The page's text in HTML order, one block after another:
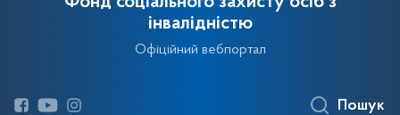
інвалідністю
Офіційний вебпортал
Пошук